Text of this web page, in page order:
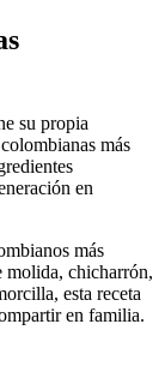
su propia
más
en
más
molida, chicharrón,
esta receta
en familia.